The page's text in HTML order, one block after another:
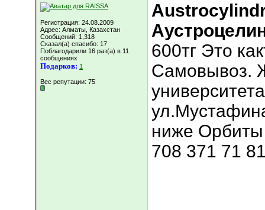
Регистрация: 24.08.2009
Адрес: Алматы, Казахстан
Сообщений: 1,318
Сказал(а) спасибо: 17
Поблагодарили 16 раз(а) в 11
сообщениях
Подарков: 1
Вес репутации: 75
600тг Это
Самовывоз.
ниже
708 371 71